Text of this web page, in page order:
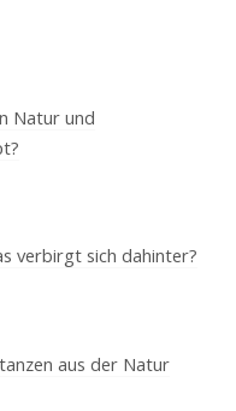
Natur und
verbirgt sich dahinter?
aus der Natur